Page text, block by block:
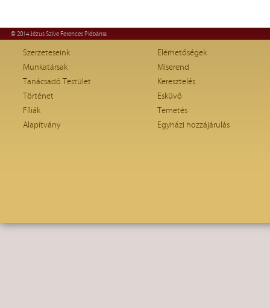
© 2014 Jézus Szíve Ferences Plébánia
Szerzeteseink
Munkatársak
Tanácsadó Testület
Történet
Fíliák
Alapítvány
Elérhetőségek
Miserend
Keresztelés
Esküvő
Temetés
Egyházi hozzájárulás